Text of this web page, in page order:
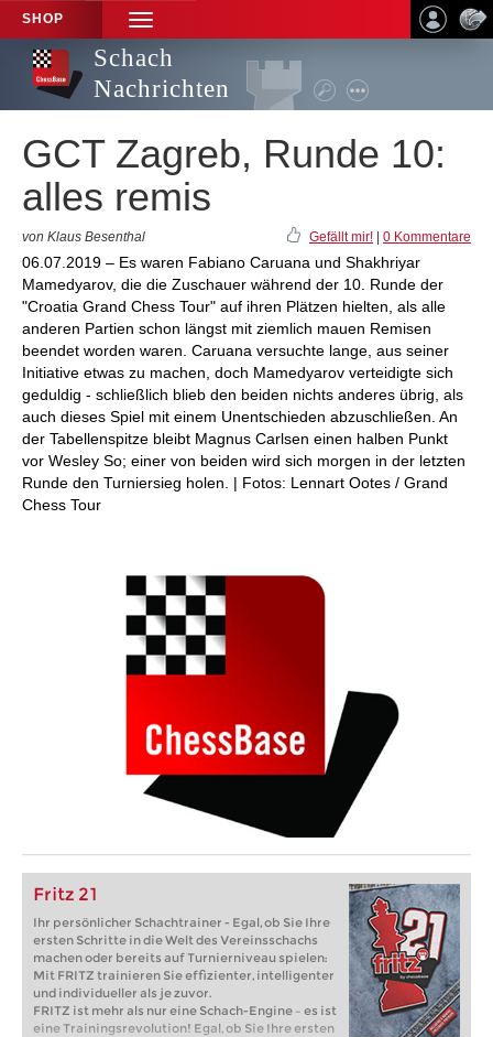
SHOP
TOGGLE
NAVIGATION
Schach
Nachrichten
GCT Zagreb, Runde 10:
alles remis
von Klaus Besenthal Gefällt mir! 0 Kommentare
06.07.2019 – Es waren Fabiano Caruana und Shakhriyar
Mamedyarov, die die Zuschauer während der 10. Runde der
"Croatia Grand Chess Tour" auf ihren Plätzen hielten, als alle
anderen Partien schon längst mit ziemlich mauen Remisen
beendet worden waren. Caruana versuchte lange, aus seiner
Initiative etwas zu machen, doch Mamedyarov verteidigte sich
geduldig - schließlich blieb den beiden nichts anderes übrig, als
auch dieses Spiel mit einem Unentschieden abzuschließen. An
der Tabellenspitze bleibt Magnus Carlsen einen halben Punkt
vor Wesley So; einer von beiden wird sich morgen in der letzten
Runde den Turniersieg holen. | Fotos: Lennart Ootes / Grand
Chess Tour
Fritz 21
Ihr persönlicher Schachtrainer - Egal, ob Sie Ihre
ersten Schritte in die Welt des Vereinsschachs
machen oder bereits auf Turnierniveau spielen:
Mit FRITZ trainieren Sie effizienter, intelligenter
und individueller als je zuvor.
FRITZ ist mehr als nur eine Schach-Engine – es ist
eine Trainingsrevolution! Egal, ob Sie Ihre ersten